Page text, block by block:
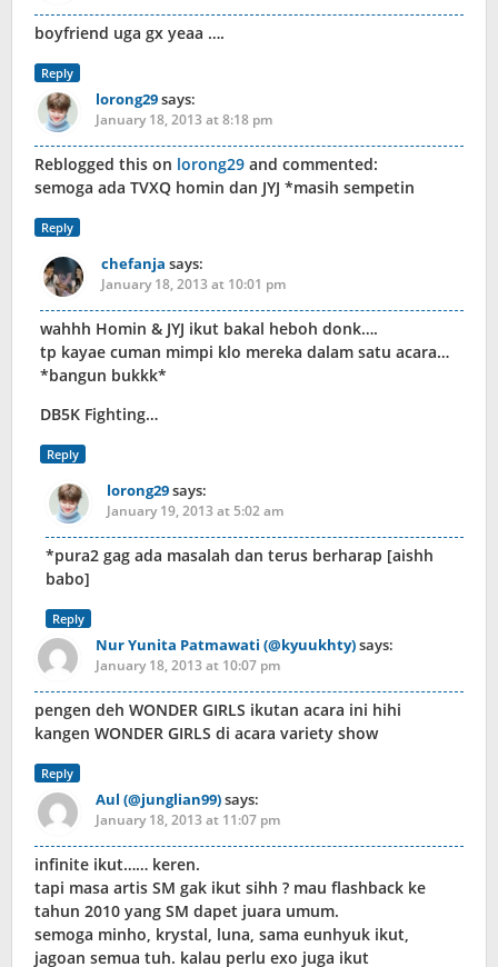
boyfriend uga gx yeaa ….
Reply
lorong29says:
January 18, 2013 at 8:18 pm
Reblogged this on lorong29 and commented:
semoga ada TVXQ homin dan JYJ *masih sempetin
Reply
chefanja says:
January 18, 2013 at 10:01 pm
wahhh Homin & JYJ ikut bakal heboh donk….
tp kayae cuman mimpi klo mereka dalam satu acara…
*bangun bukkk*
DB5K Fighting…
Reply
lorong29says:
January 19, 2013 at 5:02 am
*pura2 gag ada masalah dan terus berharap [aishh
babo]
Reply
Nur Yunita Patmawati (@kyuukhty)says:
January 18, 2013 at 10:07 pm
pengen deh WONDER GIRLS ikutan acara ini hihi
kangen WONDER GIRLS di acara variety show
Reply
Aul (@junglian99)says:
January 18, 2013 at 11:07 pm
infinite ikut…… keren.
tapi masa artis SM gak ikut sihh ? mau flashback ke
tahun 2010 yang SM dapet juara umum.
semoga minho, krystal, luna, sama eunhyuk ikut,
jagoan semua tuh. kalau perlu exo juga ikut